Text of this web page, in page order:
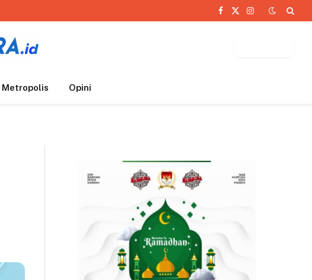
Facebook
X
Instagram
Metropolis Opini